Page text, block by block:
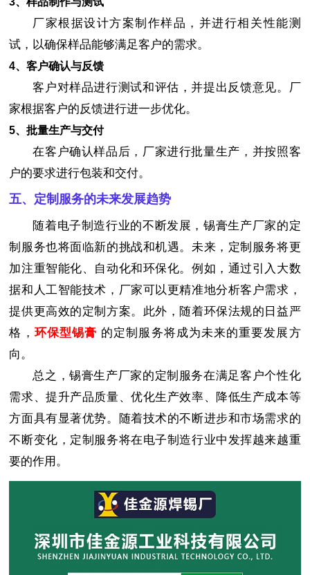
厂家根据设计方案制作样品，并进行相关性能测
试，以确保样品能够满足客户的需求。
4、客户确认与反馈
客户对样品进行测试和评估，并提出反馈意见。厂
家根据客户的反馈进行进一步优化。
5、批量生产与交付
在客户确认样品后，厂家进行批量生产，并按照客
户的要求进行包装和交付。
五、定制服务的未来发展趋势
随着电子制造行业的不断发展，锡膏生产厂家的定
制服务也将面临新的挑战和机遇。未来，定制服务将更
加注重智能化、自动化和环保化。例如，通过引入大数
据和人工智能技术，厂家可以更精准地分析客户需求，
提供更高效的定制方案。此外，随着环保法规的日益严
格， 环保型锡膏 的定制服务将成为未来的重要发展方
向。
总之，锡膏生产厂家的定制服务在满足客户个性化
需求、提升产品质量、优化生产效率、降低生产成本等
方面具有显著优势。随着技术的不断进步和市场需求的
不断变化，定制服务将在电子制造行业中发挥越来越重
要的作用。